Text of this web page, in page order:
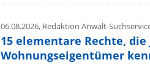
06.08.2026,Redaktion Anwalt-
15 elementare Rechte, die
Wohnungseigentümer